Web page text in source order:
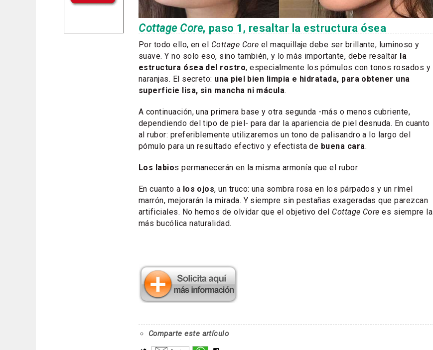
Cottage Core, paso 1, resaltar la estructura ósea
Por todo ello, en el Cottage Core el maquillaje debe ser brillante, luminoso y
suave. Y no solo eso, sino también, y lo más importante, debe resaltar la
estructura ósea del rostro, especialmente los pómulos con tonos rosados y
naranjas. El secreto: una piel bien limpia e hidratada, para obtener una
superficie lisa, sin mancha ni mácula.
A continuación, una primera base y otra segunda -más o menos cubriente,
dependiendo del tipo de piel- para dar la apariencia de piel desnuda. En cuanto
al rubor: preferiblemente utilizaremos un tono de palisandro a lo largo del
pómulo para un resultado efectivo y efectista de buena cara.
Los labios permanecerán en la misma armonía que el rubor.
En cuanto a los ojos, un truco: una sombra rosa en los párpados y un rímel
marrón, mejorarán la mirada. Y siempre sin pestañas exageradas que parezcan
artificiales. No hemos de olvidar que el objetivo del Cottage Core es siempre la
más bucólica naturalidad.
Comparte este artículo